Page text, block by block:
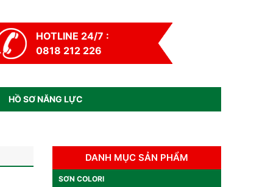
HOTLINE 24/7 :
0818 212 226
HỒ SƠ NĂNG LỰC
DANH MỤC SẢN PHẨM
SƠN COLORI